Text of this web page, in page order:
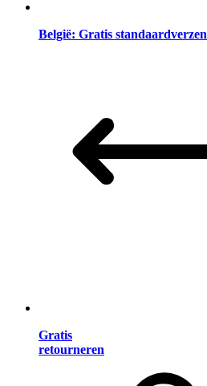
België: Gratis
Gratis
retourneren